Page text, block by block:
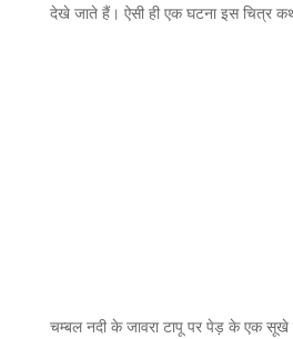
देखे जाते हैं। ऐसी ही एक घटना इस चित्र
चम्बल नदी के जावरा टापू पर पेड़ के एक सूखे